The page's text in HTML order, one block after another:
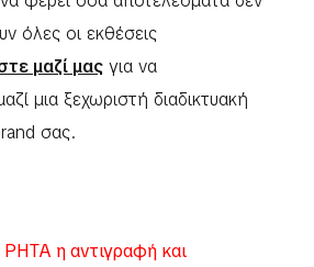
όλες οι εκθέσεις
μαζί μας για να
μια ξεχωριστή διαδικτυακή
σας.
η αντιγραφή και